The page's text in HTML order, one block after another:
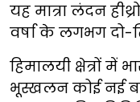
यह मात्रा लंदन
वर्षा के लगभग दो-
हिमालयी क्षेत्रों में
भूस्खलन कोई नई